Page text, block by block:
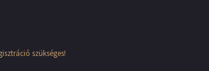
szükséges!